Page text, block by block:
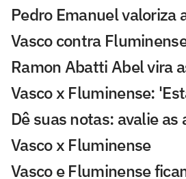
Pedro Emanuel valoriza
Vasco contra
Ramon Abatti Abel vira
Vasco x Fluminense:
Dê suas notas: avalie as
Vasco x Fluminense
Vasco e Fluminense